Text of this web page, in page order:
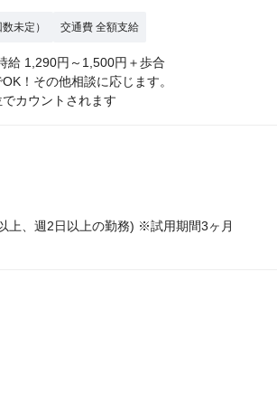
未定） 交通費 全額支給
給 1,290円～1,500円＋歩合
！その他相談に応じます。
カウントされます
上、週2日以上の勤務) ※試用期間3ヶ月